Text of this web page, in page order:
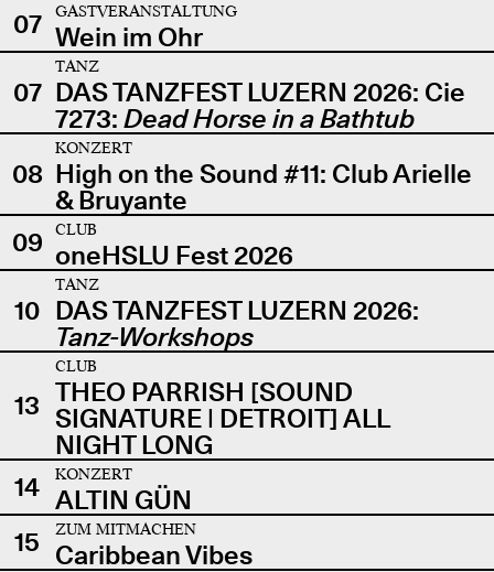
07
GASTVERANSTALTUNG
Wein im Ohr
07
TANZ
DAS TANZFEST LUZERN 2026: Cie
7273: Dead Horse in a Bathtub
08
KONZERT
High on the Sound #11: Club Arielle
& Bruyante
09
CLUB
oneHSLU Fest 2026
10
TANZ
DAS TANZFEST LUZERN 2026:
Tanz-Workshops
13
CLUB
THEO PARRISH [SOUND
SIGNATURE | DETROIT] ALL
NIGHT LONG
14
KONZERT
ALTIN GÜN
15
ZUM MITMACHEN
Caribbean Vibes